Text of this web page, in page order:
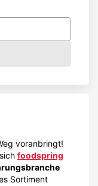
voranbringt!
foodspring
Sortiment